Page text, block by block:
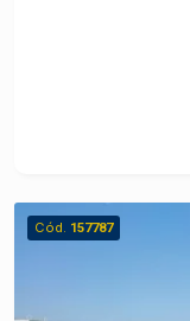
sua casa,
Localização
com potencial
Cód. 157787